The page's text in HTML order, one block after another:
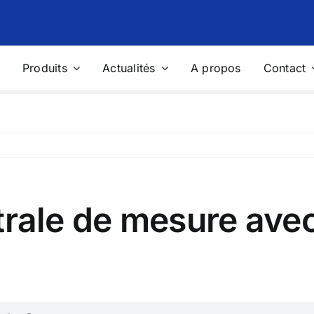
Produits
de Mesure Portables Photovoltaïque
Actualités A propos Contact
de mesure